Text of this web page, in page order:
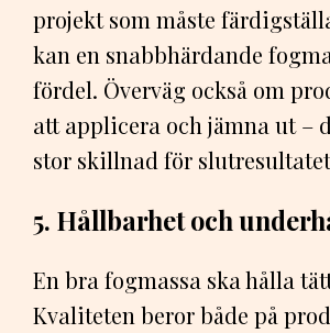
projekt som måste
kan en snabbhärdande
fördel. Överväg också om
att applicera och jämna ut –
stor skillnad för
5. Hållbarhet och
En bra fogmassa ska hålla
Kvaliteten beror både på